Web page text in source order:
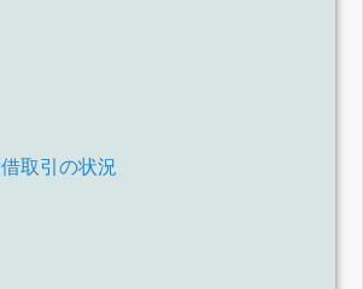
期第2四半期(令和1年7月1日-令和1年9月
期第1四半期(平成31年4月1日-令和1年6
期(平成30年4月1日-平成31年3月31日)
期第3四半期(平成30年10月1日-平成30年
期第2四半期(平成30年7月1日-平成30年9
期第1四半期(平成30年4月1日-平成30年6
-第158期(平成29年4月1日-平成30年3月
取引の状況